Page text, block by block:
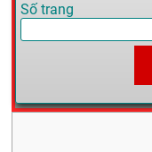
Số trang